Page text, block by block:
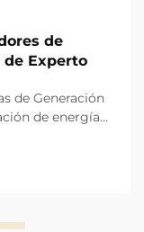
de
de Experto
de Generación
de energía
medida que
eléctricos,